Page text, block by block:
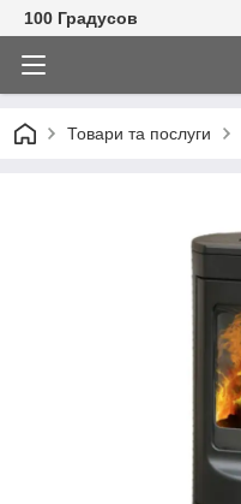
100 Градусов
Товари та послуги